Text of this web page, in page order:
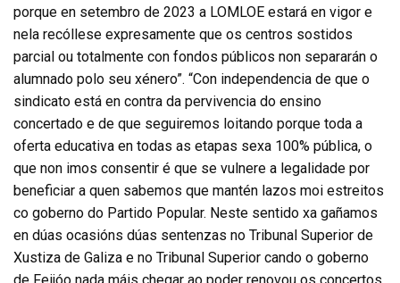
porque en setembro de 2023 a LOMLOE estará en vigor e
nela recóllese expresamente que os centros sostidos
parcial ou totalmente con fondos públicos non separarán o
alumnado polo seu xénero”. “Con independencia de que o
sindicato está en contra da pervivencia do ensino
concertado e de que seguiremos loitando porque toda a
oferta educativa en todas as etapas sexa 100% pública, o
que non imos consentir é que se vulnere a legalidade por
beneficiar a quen sabemos que mantén lazos moi estreitos
co goberno do Partido Popular. Neste sentido xa gañamos
en dúas ocasións dúas sentenzas no Tribunal Superior de
Xustiza de Galiza e no Tribunal Superior cando o goberno